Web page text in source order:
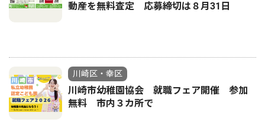
動産を無料査定 応募締切は８月31日
川崎区・幸区
川崎市幼稚園協会 就職フェア開催 参加
無料 市内３カ所で